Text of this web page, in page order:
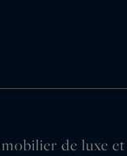
de luxe